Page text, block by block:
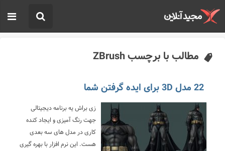
مطالب با برچسب ZBrush
22 مدل 3D برای ایده گرفتن شما
زی براش یه برنامه دیجیتالی
جهت رنگ آمیزی و ایجاد کنده
کاری در مدل های سه بعدی
هست. این نرم افزار با بهره گیری